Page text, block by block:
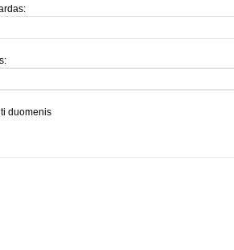
duomenis